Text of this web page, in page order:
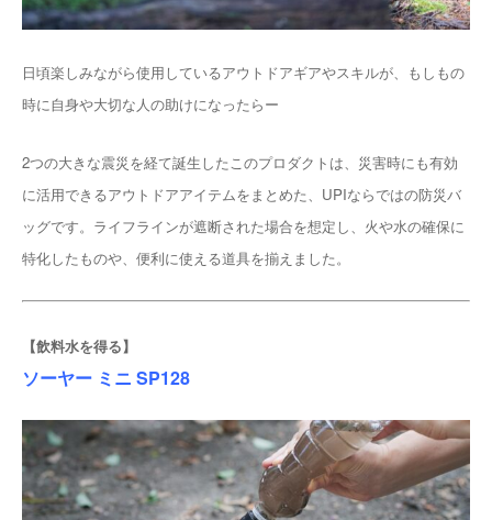
日頃楽しみながら使用しているアウトドアギアやスキルが、もしもの
時に自身や大切な人の助けになったらー
2つの大きな震災を経て誕生したこのプロダクトは、災害時にも有効
に活用できるアウトドアアイテムをまとめた、UPIならではの防災バ
ッグです。ライフラインが遮断された場合を想定し、火や水の確保に
特化したものや、便利に使える道具を揃えました。
【飲料水を得る】
ソーヤー ミニ SP128